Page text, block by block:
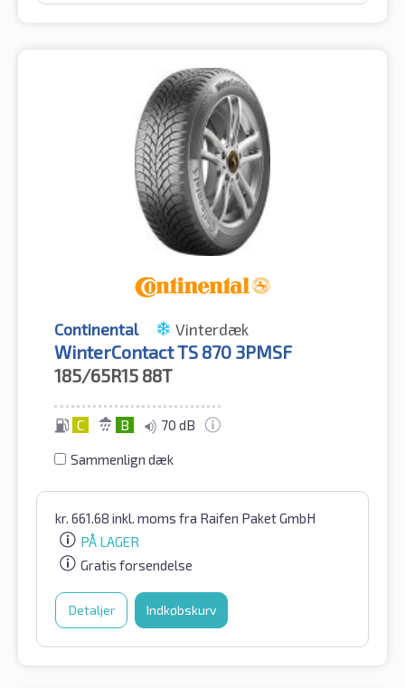
Continental Vinterdæk
WinterContact TS 870 3PMSF
185/65R15 88T
C B 70 dB
Sammenlign dæk
kr. 661.68 inkl. moms fra Raifen Paket GmbH
PÅ LAGER
Gratis forsendelse
Detaljer Indkøbskurv